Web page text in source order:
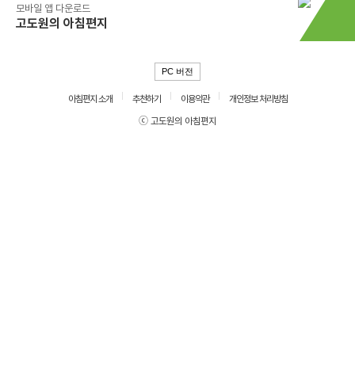
모바일 앱 다운로드
고도원의 아침편지
PC 버전
아침편지 소개 추천하기 이용약관
개인정보 처리방침
ⓒ 고도원의 아침편지